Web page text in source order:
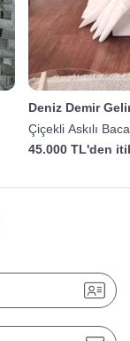
Deniz Demir
Çiçekli Askılı
45.000 TL'den